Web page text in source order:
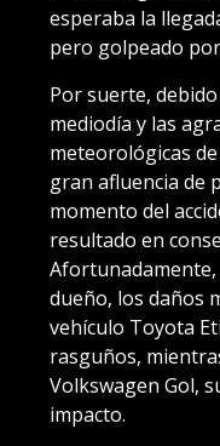
esperaba la
pero golpeado
Por suerte,
mediodía y las
meteorológicas
gran afluencia de
momento del
resultado en
Afortunadamente,
dueño, los daños
vehículo Toyota
rasguños,
Volkswagen Gol,
impacto.